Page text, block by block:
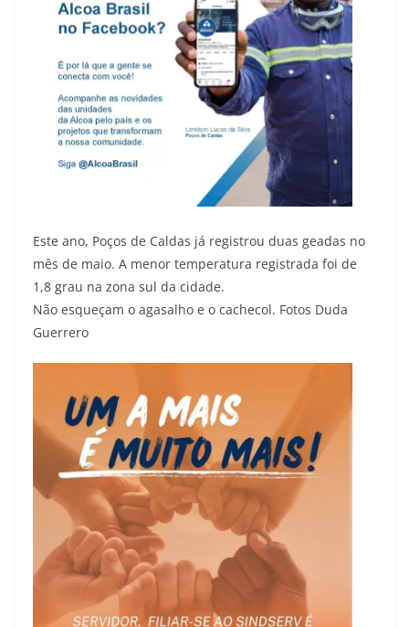
Este ano, Poços de Caldas já registrou duas geadas no
mês de maio. A menor temperatura registrada foi de
1,8 grau na zona sul da cidade.
Não esqueçam o agasalho e o cachecol. Fotos Duda
Guerrero